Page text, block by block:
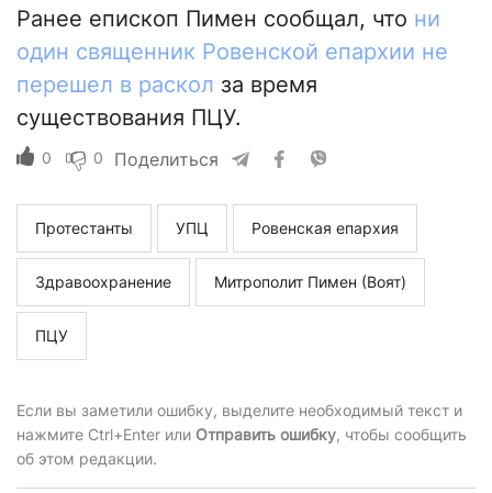
Ранее епископ Пимен сообщал, что ни
один священник Ровенской епархии не
перешел в раскол за время
существования ПЦУ.
0 0 Поделиться
Протестанты УПЦ Ровенская епархия
Здравоохранение Митрополит Пимен (Воят)
ПЦУ
Если вы заметили ошибку, выделите необходимый текст и
нажмите Ctrl+Enter или Отправить ошибку, чтобы сообщить
об этом редакции.